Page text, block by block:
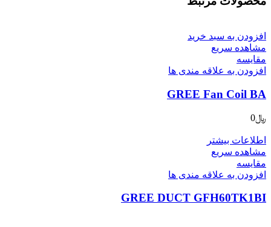
افزودن به سبد خرید
مشاهده سریع
مقایسه
افزودن به علاقه مندی ها
GREE Fan Coil BA
﷼0
اطلاعات بیشتر
مشاهده سریع
مقایسه
افزودن به علاقه مندی ها
GREE DUCT GFH60TK1BI